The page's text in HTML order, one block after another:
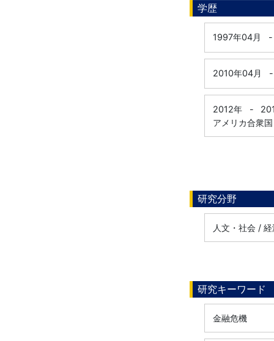
学歴
1997年04月 -
2010年04月 -
2012年 -
アメリカ合衆国
研究分野
人文・社会 /
研究キーワード
金融危機